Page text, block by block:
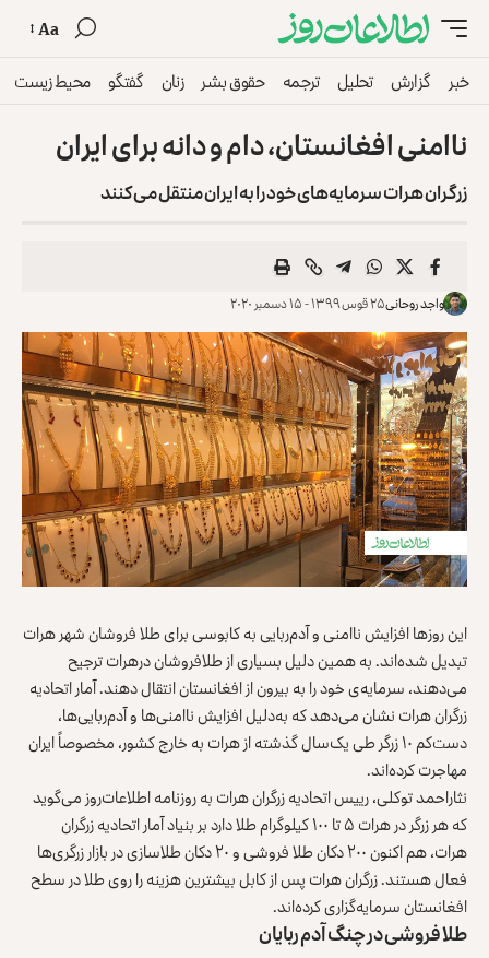
Aa
خبر گزارش تحلیل ترجمه حقوق بشر زنان گفتگو محیط زیست
ناامنی افغانستان، دام و دانه‌ برای ایران
زرگران هرات سرمایه‌های خود را به ایران منتقل می‌کنند
واجد روحانی۲۵ قوس ۱۳۹۹ - ۱۵ دسمبر ۲۰۲۰
این روزها افزایش ناامنی‌ و آدم‌ربایی ‌به کابوسی برای طلا فروشان شهر هرات
تبدیل شده‌اند. به همین دلیل بسیاری از طلافروشان درهرات ترجیح
می‌دهند، سرمایه‌ی خود را به بیرون از افغانستان انتقال دهند. آمار اتحادیه
زرگران هرات نشان می‌دهد که به‌دلیل افزایش ناامنی‌ها و آدم‌ربایی‌ها،
دست‌کم ۱۰ زرگر طی یک‌سال گذشته از هرات به خارج کشور، مخصوصاً ایران
مهاجرت کرده‌اند.
نثاراحمد توکلی، رییس اتحادیه زرگران هرات به روزنامه اطلاعات‌روز می‌گوید
که هر زرگر در هرات ۵ تا ۱۰۰ کیلوگرام طلا دارد بر بنیاد آمار اتحادیه زرگران
هرات، هم اکنون ۲۰۰ دکان طلا فروشی و ۲۰ دکان طلاسازی در بازار زرگری‌ها
فعال هستند. زرگران هرات پس از کابل بیشترین هزینه را روی طلا در سطح
افغانستان سرمایه‌گزاری کرده‌اند.
طلا فروشی در چنگ آدم ربایان